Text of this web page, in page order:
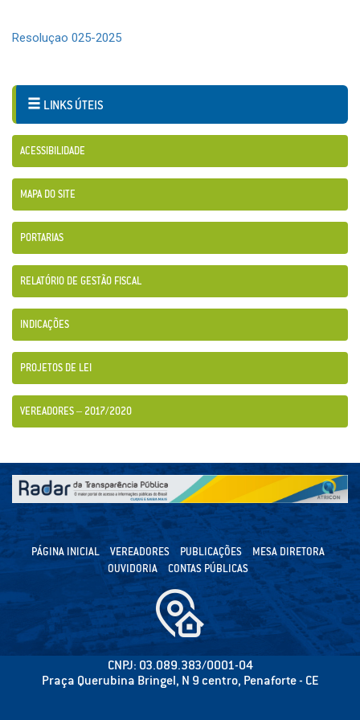
Resoluçao 025-2025
LINKS ÚTEIS
ACESSIBILIDADE
MAPA DO SITE
PORTARIAS
RELATÓRIO DE GESTÃO FISCAL
INDICAÇÕES
PROJETOS DE LEI
VEREADORES – 2017/2020
PÁGINA INICIAL VEREADORES PUBLICAÇÕES
MESA DIRETORA
OUVIDORIA
CONTAS PÚBLICAS
CNPJ: 03.089.383/0001-04
Praça Querubina Bringel, N 9 centro, Penaforte - CE